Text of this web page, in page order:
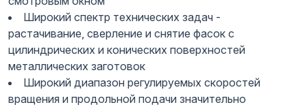
Широкий спектр технических задач -
растачивание, сверление и снятие фасок с
цилиндрических и конических поверхностей
металлических заготовок
Широкий диапазон регулируемых скоростей
вращения и продольной подачи значительно